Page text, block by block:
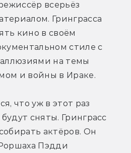
всерьёз
Гринграсса
кино в своём
стиле с
на темы
и войны в Ираке.
что уж в этот раз
сняты. Гринграсс
актёров. Он
Пэдди